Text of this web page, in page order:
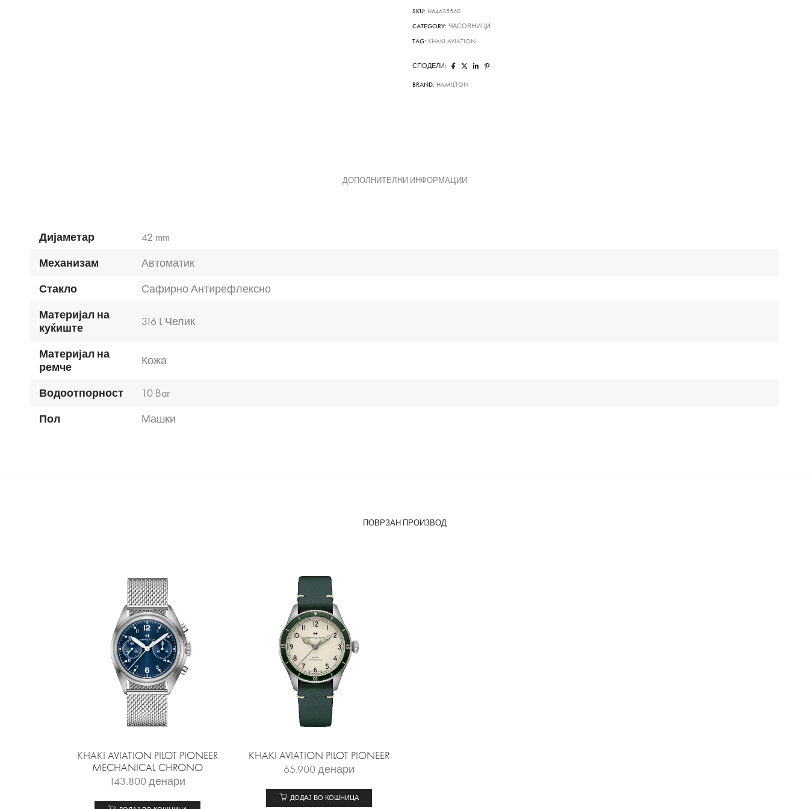
SKU: H64635560
CATEGORY: ЧАСОВНИЦИ
TAG: KHAKI AVIATION
СПОДЕЛИ:
BRAND: HAMILTON
ДОПОЛНИТЕЛНИ ИНФОРМАЦИИ
Дијаметар
42 mm
Механизам
Автоматик
Стакло
Сафирно Антирефлексно
Материјал на
куќиште
316 L Челик
Материјал на
ремче
Кожа
Водоотпорност
10 Bar
Пол
Машки
ПОВРЗАН ПРОИЗВОД
KHAKI AVIATION PILOT PIONEER
MECHANICAL CHRONO
143.800денари
KHAKI AVIATION PILOT PIONEER
65.900денари
ДОДАЈ ВО КОШНИЦА